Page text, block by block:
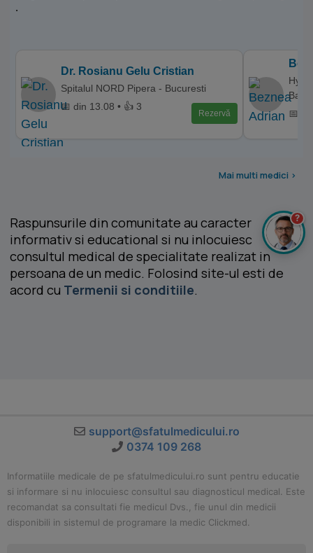
.
Dr. Rosianu Gelu Cristian
Spitalul NORD Pipera - Bucuresti
📅 din 13.08 • 👍 3
Rezervă
📅
Mai multi medici >
Raspunsurile din comunitate au caracter
informativ si educational si nu inlocuiesc
consultul medical de specialitate realizat in
persoana de un medic. Folosind site-ul esti de
acord cu Termenii si conditiile.
support@sfatulmedicului.ro
0374 109 268
Informatiile medicale de pe sfatulmedicului.ro sunt pentru educatie
si informare si nu inlocuiesc consultul sau diagnosticul medical. Este
recomandat sa consultati fie medicul Dvs., fie unul din medicii
disponibili in sistemul de programare la medic Clickmed.
?